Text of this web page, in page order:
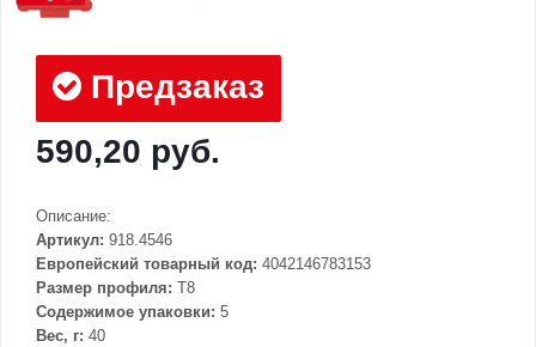
Предзаказ
590,20 руб.
Описание:
Артикул: 918.4546
Европейский товарный код: 4042146783153
Размер профиля: T8
Содержимое упаковки: 5
Вес, г: 40